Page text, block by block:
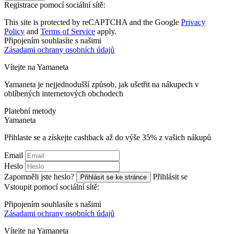
Registrace pomocí sociální sítě:
This site is protected by reCAPTCHA and the Google Privacy
Policy and Terms of Service apply.
Připojením souhlasíte s našimi
Zásadami ochrany osobních údajů
Vítejte na Yamaneta
Yamaneta je nejjednodušší způsob, jak ušetřit na nákupech v
oblíbených internetových obchodech
Platební metody
Yamaneta
Přihlaste se a získejte cashback až do výše 35% z vašich nákupů
Email
Heslo
Zapomněli jste heslo?
Přihlásit se ke stránce
Přihlásit se
Vstoupit pomocí sociální sítě:
Připojením souhlasíte s našimi
Zásadami ochrany osobních údajů
Vítejte na Yamaneta